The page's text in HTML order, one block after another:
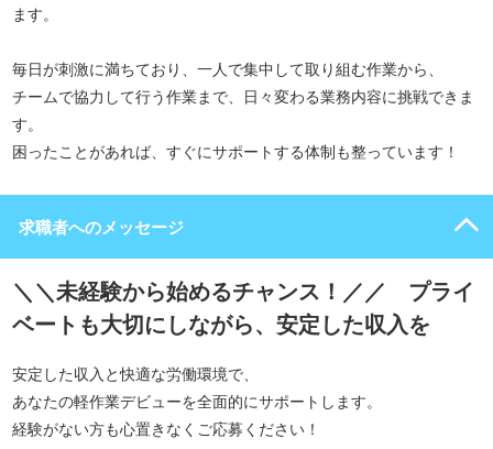
ます。
毎日が刺激に満ちており、一人で集中して取り組む作業から、
チームで協力して行う作業まで、日々変わる業務内容に挑戦できま
す。
困ったことがあれば、すぐにサポートする体制も整っています！
求職者へのメッセージ
＼＼未経験から始めるチャンス！／／ プライ
ベートも大切にしながら、安定した収入を
安定した収入と快適な労働環境で、
あなたの軽作業デビューを全面的にサポートします。
経験がない方も心置きなくご応募ください！